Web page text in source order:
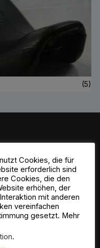
(5)
Cookies, die für
erforderlich sind
Cookies, die den
erhöhen, der
mit anderen
vereinfachen
gesetzt. Mehr
.